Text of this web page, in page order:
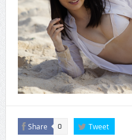
CINEMA×STYLE 294号
CINEMA×STYLE 293号
Share 0 Tweet